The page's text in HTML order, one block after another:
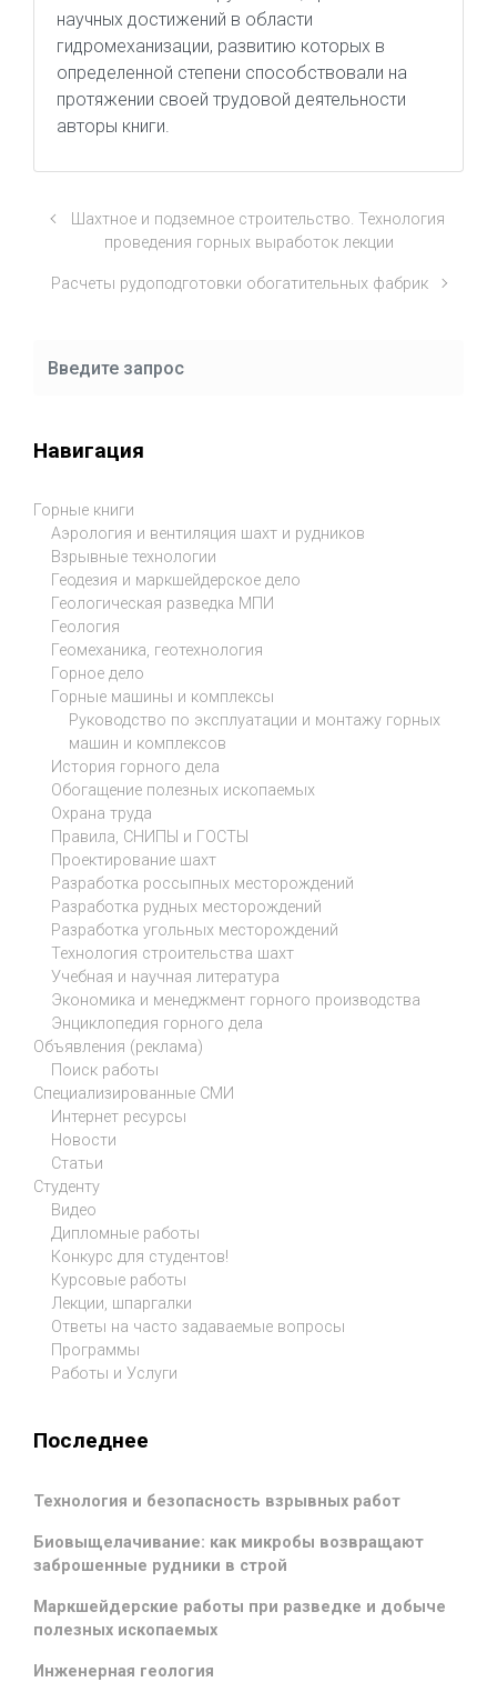
научных достижений в области
гидромеханизации, развитию которых в
определенной степени способствовали на
протяжении своей трудовой деятельности
авторы книги.
Шахтное и подземное строительство. Технология
проведения горных выработок лекции
Расчеты рудоподготовки обогатительных фабрик
Навигация
Горные книги
Аэрология и вентиляция шахт и рудников
Взрывные технологии
Геодезия и маркшейдерское дело
Геологическая разведка МПИ
Геология
Геомеханика, геотехнология
Горное дело
Горные машины и комплексы
Руководство по эксплуатации и монтажу горных
машин и комплексов
История горного дела
Обогащение полезных ископаемых
Охрана труда
Правила, СНИПЫ и ГОСТЫ
Проектирование шахт
Разработка россыпных месторождений
Разработка рудных месторождений
Разработка угольных месторождений
Технология строительства шахт
Учебная и научная литература
Экономика и менеджмент горного производства
Энциклопедия горного дела
Объявления (реклама)
Поиск работы
Специализированные СМИ
Интернет ресурсы
Новости
Статьи
Студенту
Видео
Дипломные работы
Конкурс для студентов!
Курсовые работы
Лекции, шпаргалки
Ответы на часто задаваемые вопросы
Программы
Работы и Услуги
Последнее
Технология и безопасность взрывных работ
Биовыщелачивание: как микробы возвращают
заброшенные рудники в строй
Маркшейдерские работы при разведке и добыче
полезных ископаемых
Инженерная геология